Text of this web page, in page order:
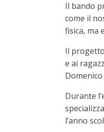
Il bando
come il
fisica, ma
Il
e ai
Durante
l’anno